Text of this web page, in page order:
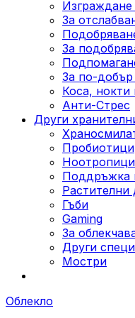
Изграждане
За
За
За по-
Коса, нокти
Анти-Стрес
Други
Пробиотици
Поддръжка
Растителни
Гъби
Gaming
За
Други
Мостри
Облекло